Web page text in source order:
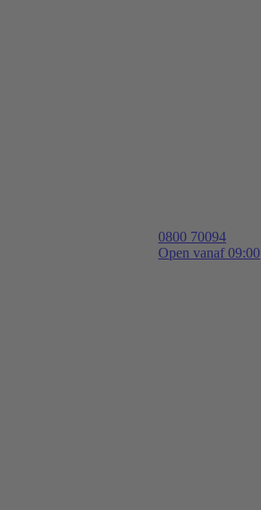
0800 70094
Open vanaf 09:00